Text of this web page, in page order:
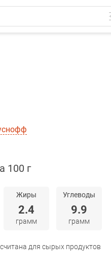
100 г
Жиры
2.4
грамм
Углеводы
9.9
грамм
для сырых продуктов